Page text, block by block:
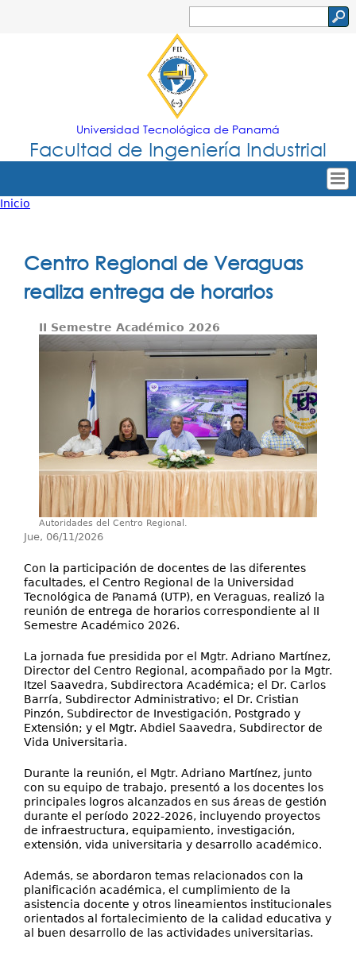
Jump to navigation
de
búsqueda
Universidad Tecnológica de Panamá
Facultad de Ingeniería Industrial
Tropical
Principal
Oferta Académica
Secretarías
Departamentos
Investigación
Servicios
está
Inicio
Centro Regional de Veraguas
realiza entrega de horarios
II Semestre Académico 2026
Autoridades del Centro Regional.
Jue, 06/11/2026
Con la participación de docentes de las diferentes
facultades, el Centro Regional de la Universidad
Tecnológica de Panamá (UTP), en Veraguas, realizó la
reunión de entrega de horarios correspondiente al II
Semestre Académico 2026.
La jornada fue presidida por el Mgtr. Adriano Martínez,
Director del Centro Regional, acompañado por la Mgtr.
Itzel Saavedra, Subdirectora Académica; el Dr. Carlos
Barría, Subdirector Administrativo; el Dr. Cristian
Pinzón, Subdirector de Investigación, Postgrado y
Extensión; y el Mgtr. Abdiel Saavedra, Subdirector de
Vida Universitaria.
Durante la reunión, el Mgtr. Adriano Martínez, junto
con su equipo de trabajo, presentó a los docentes los
principales logros alcanzados en sus áreas de gestión
durante el período 2022-2026, incluyendo proyectos
de infraestructura, equipamiento, investigación,
extensión, vida universitaria y desarrollo académico.
Además, se abordaron temas relacionados con la
planificación académica, el cumplimiento de la
asistencia docente y otros lineamientos institucionales
orientados al fortalecimiento de la calidad educativa y
al buen desarrollo de las actividades universitarias.